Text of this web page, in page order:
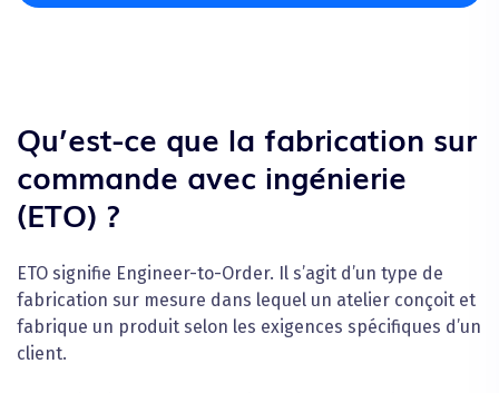
Qu’est-ce que la fabrication sur
commande avec ingénierie
(ETO) ?
ETO signifie Engineer-to-Order. Il s’agit d’un type de
fabrication sur mesure dans lequel un atelier conçoit et
fabrique un produit selon les exigences spécifiques d’un
client.